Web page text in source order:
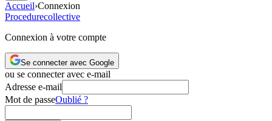
Accueil›Connexion
Procedurecollective
Connexion à votre compte
Se connecter avec Google
ou se connecter avec e-mail
Adresse e-mail
Mot de passeOublié ?